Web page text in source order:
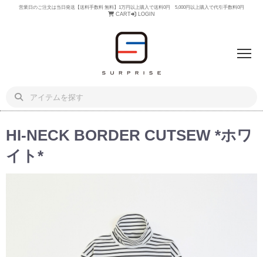
営業日のご注文は当日発送【送料手数料 無料】1万円以上購入で送料0円 5,000円以上購入で代引手数料0円
CART LOGIN
HI-NECK BORDER CUTSEW *ホワ
イト*